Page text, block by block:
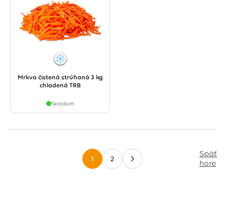
Mrkva čistená strúhaná 3 kg
chladená TRB
Skladom
1 2
Späť
hore